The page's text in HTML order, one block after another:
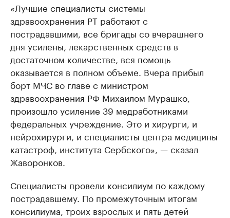
«Лучшие специалисты системы
здравоохранения РТ работают с
пострадавшими, все бригады со вчерашнего
дня усилены, лекарственных средств в
достаточном количестве, вся помощь
оказывается в полном объеме. Вчера прибыл
борт МЧС во главе с министром
здравоохранения РФ Михаилом Мурашко,
произошло усиление 39 медработниками
федеральных учреждение. Это и хирурги, и
нейрохирурги, и специалисты центра медицины
катастроф, института Сербского», — сказал
Жаворонков.
Специалисты провели консилиум по каждому
пострадавшему. По промежуточным итогам
консилиума, троих взрослых и пять детей